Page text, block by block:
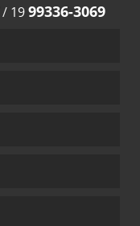
/ 1999336-3069